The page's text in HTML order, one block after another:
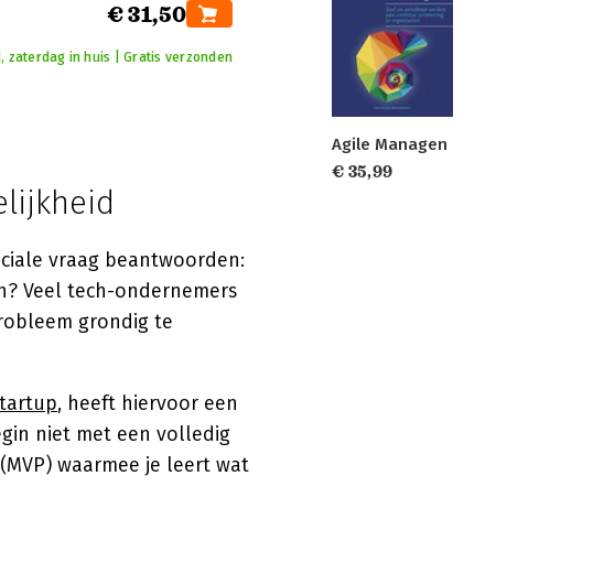
€ 31,50
zaterdag in huis | Gratis verzonden
vraag beantwoorden:
Veel tech-ondernemers
grondig te
, heeft hiervoor een
niet met een volledig
waarmee je leert wat
Agile Managen
€ 35,99